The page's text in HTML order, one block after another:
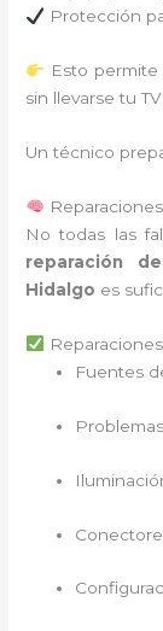
Protección
Esto permite
sin llevarse tu TV.
Un técnico
No todas las
reparación
Hidalgo es
Fuentes